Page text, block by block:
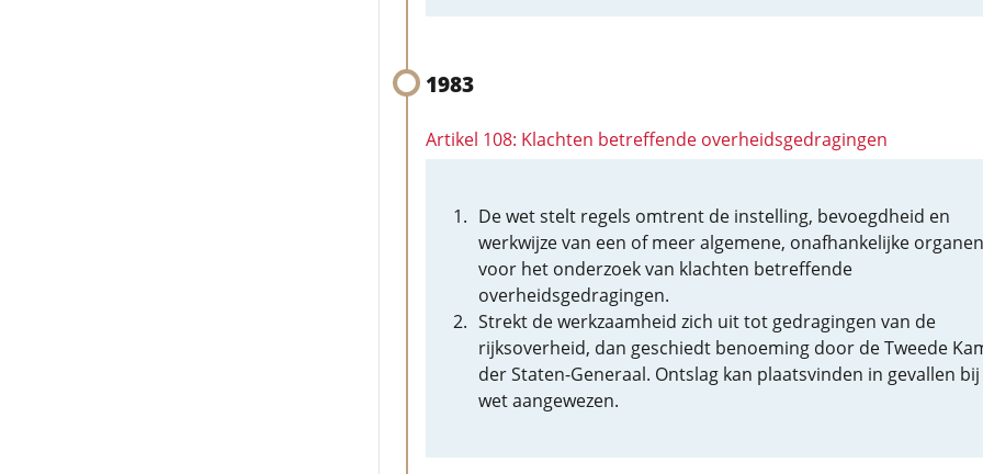
1983
Artikel 108: Klachten betreffende overheidsgedragingen
De wet stelt regels omtrent de instelling, bevoegdheid en
werkwijze van een of meer algemene, onafhankelijke organen
voor het onderzoek van klachten betreffende
overheidsgedragingen.
Strekt de werkzaamheid zich uit tot gedragingen van de
rijksoverheid, dan geschiedt benoeming door de Tweede
der Staten-Generaal. Ontslag kan plaatsvinden in gevallen
wet aangewezen.